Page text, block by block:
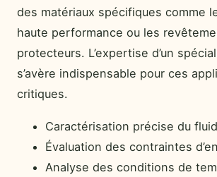
des matériaux spécifiques comme
haute performance ou les
protecteurs. L’expertise d’un
s’avère indispensable pour ces
critiques.
Caractérisation précise du
Évaluation des contraintes
Analyse des conditions de